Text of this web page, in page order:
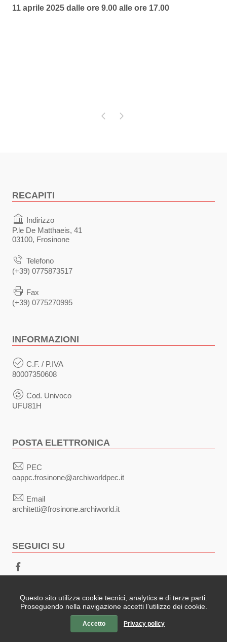
Questo sito utilizza cookie tecnici, analytics e di terze parti.
Proseguendo nella navigazione accetti l’utilizzo dei cookie.
Accetto Privacy policy
11 aprile 2025 dalle ore 9.00 alle ore 17.00
Pagina precedente
Pagina successiva
RECAPITI
Indirizzo
P.le De Matthaeis, 41
03100, Frosinone
Telefono
(+39) 0775873517
Fax
(+39) 0775270995
INFORMAZIONI
C.F. / P.IVA
80007350608
Cod. Univoco
UFU81H
POSTA ELETTRONICA
PEC
oappc.frosinone@archiworldpec.it
Email
architetti@frosinone.archiworld.it
SEGUICI SU
Sezione Link Utili
Privacy | Note legali | Contatti | Realizzato con WordPress
Tema grafico ItaliaWP2 | Basato sul Prototipo per siti PA di